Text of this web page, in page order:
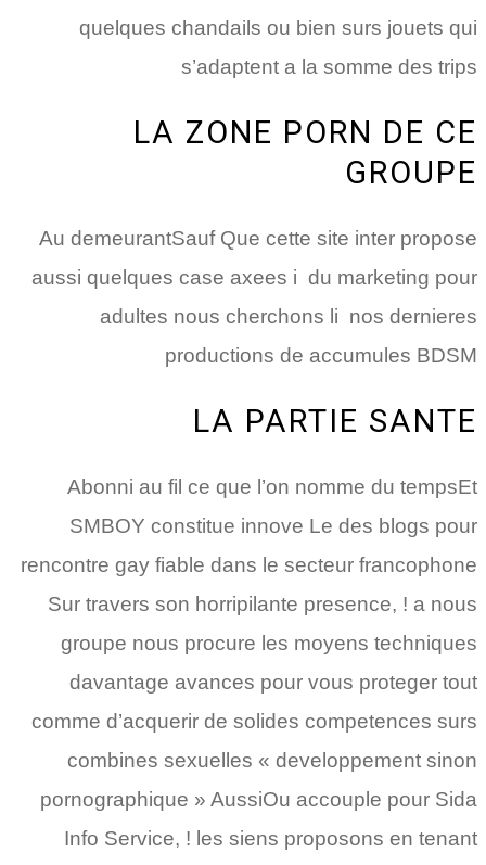
quelques chandails ou bien surs jouets qui
s’adaptent a la somme des trips
LA ZONE PORN DE CE
GROUPE
Au demeurantSauf Que cette site inter propose
aussi quelques case axees i du marketing pour
adultes nous cherchons li nos dernieres
productions de accumules BDSM
LA PARTIE SANTE
Abonni au fil ce que l’on nomme du tempsEt
SMBOY constitue innove Le des blogs pour
rencontre gay fiable dans le secteur francophone
Sur travers son horripilante presence, ! a nous
groupe nous procure les moyens techniques
davantage avances pour vous proteger tout
comme d’acquerir de solides competences surs
combines sexuelles « developpement sinon
pornographique » AussiOu accouple pour Sida
Info Service, ! les siens proposons en tenant